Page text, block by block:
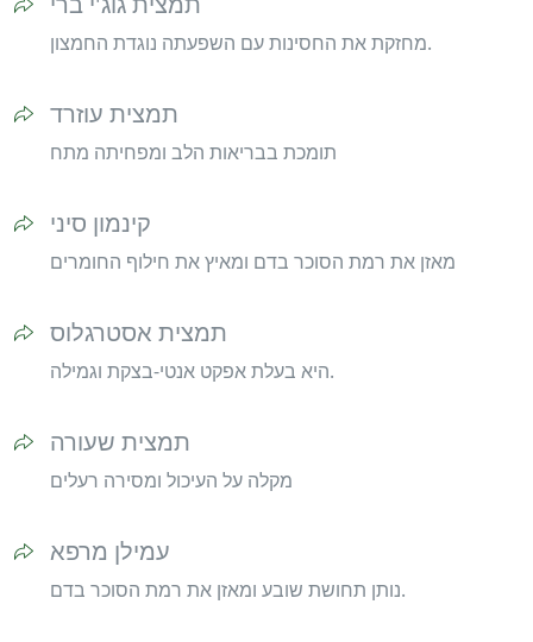
מחזקת את החסינות עם השפעתה נוגדת החמצון.
תמצית עוזרד
תומכת בבריאות הלב ומפחיתה מתח
קינמון סיני
מאזן את רמת הסוכר בדם ומאיץ את חילוף החומרים
תמצית אסטרגלוס
היא בעלת אפקט אנטי-בצקת וגמילה.
תמצית שעורה
מקלה על העיכול ומסירה רעלים
עמילן מרפא
נותן תחושת שובע ומאזן את רמת הסוכר בדם.